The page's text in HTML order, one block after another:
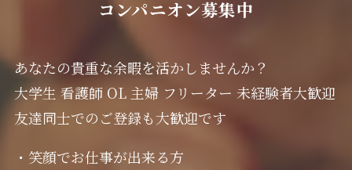
コンパニオン募集中
あなたの貴重な余暇を活かしませんか？
大学生 看護師 OL 主婦 フリーター 未経験者大歓迎
友達同士でのご登録も大歓迎です
・笑顔でお仕事が出来る方